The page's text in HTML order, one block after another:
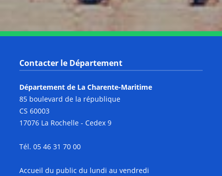
Contacter le Département
Département de La Charente-Maritime
85 boulevard de la république
CS 60003
17076 La Rochelle - Cedex 9
Tél. 05 46 31 70 00
Accueil du public du lundi au vendredi